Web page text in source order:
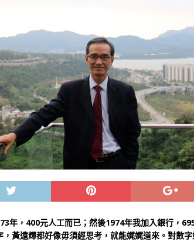
年，400元人工而已；然後1974年我加入銀行，
黃遠輝都好像毋須經思考，就能娓娓道來。對數